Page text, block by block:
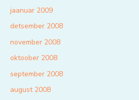
jaanuar 2009
detsember 2008
november 2008
oktoober 2008
september 2008
august 2008